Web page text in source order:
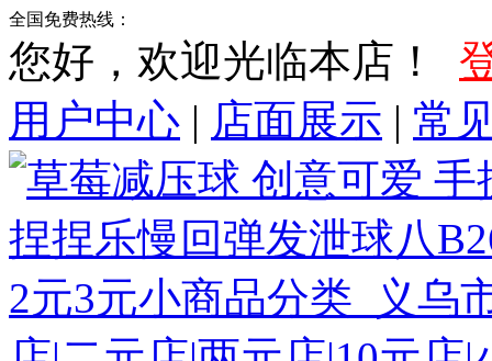
全国免费热线：
您好，欢迎光临本店！
用户中心 | 店面展示 | 常